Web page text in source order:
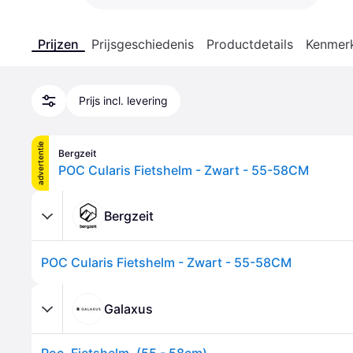
Prijzen Prijsgeschiedenis Productdetails
Prijs incl. levering
advertentie Bergzeit
POC Cularis Fietshelm - Zwart - 55-58CM
Bergzeit
POC Cularis Fietshelm - Zwart - 55-58CM
Galaxus